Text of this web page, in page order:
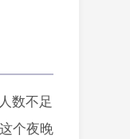
数不足
个夜晚